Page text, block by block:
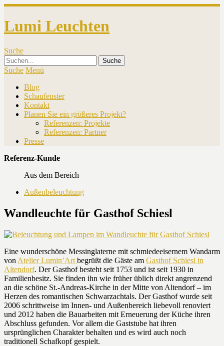
Lumi Leuchten
Suche
Suche Menü
Blog
Schaufenster
Kontakt
Planen Sie ein größeres Projekt?
Referenzen: Projekte
Referenzen: Partner
Presse
Referenz-Kunde
Aus dem Bereich
Außenbeleuchtung
Wandleuchte für Gasthof Schiesl
Eine wunderschöne Messinglaterne mit schmiedeeisernem Wandarm
von Atelier Lumin’Art begrüßt die Gäste am Gasthof Schiesl in
Altendorf. Der Gasthof besteht seit 1753 und ist seit 1930 in
Familienbesitz. Sie finden ihn wie früher üblich direkt angrenzend
an die schöne St.-Andreas-Kirche in der Mitte von Altendorf – im
Herzen des romantischen Schwarzachtals. Der Gasthof wurde seit
2006 schrittweise im Innen- und Außenbereich liebevoll renoviert
und 2012 haben die Bauarbeiten mit Erneuerung der Küche ihren
Abschluss gefunden. Vor allem die Gaststube hat ihren
ursprünglichen Charakter behalten und es wird auch noch
traditionell Schafkopf gespielt.